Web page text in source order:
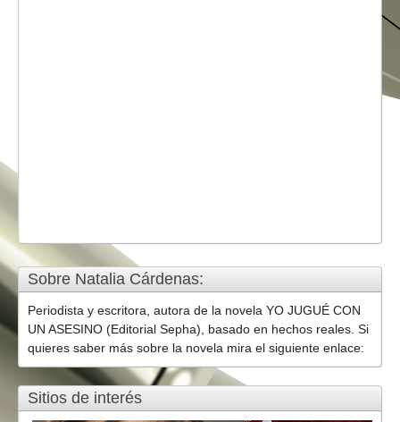
Sobre Natalia Cárdenas:
Periodista y escritora, autora de la novela YO JUGUÉ CON
UN ASESINO (Editorial Sepha), basado en hechos reales. Si
quieres saber más sobre la novela mira el siguiente enlace:
Sitios de interés